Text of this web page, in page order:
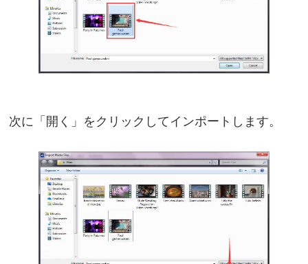
次に「開く」をクリックしてインポートします。